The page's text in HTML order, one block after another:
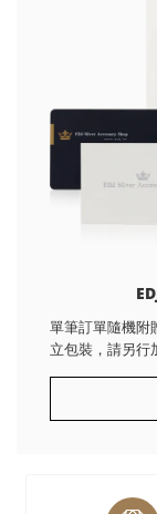
單筆訂單隨機附
立包裝，請另行